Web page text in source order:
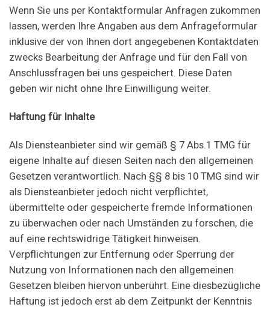
Wenn Sie uns per Kontaktformular Anfragen zukommen
lassen, werden Ihre Angaben aus dem Anfrageformular
inklusive der von Ihnen dort angegebenen Kontaktdaten
zwecks Bearbeitung der Anfrage und für den Fall von
Anschlussfragen bei uns gespeichert. Diese Daten
geben wir nicht ohne Ihre Einwilligung weiter.
Haftung für Inhalte
Als Diensteanbieter sind wir gemäß § 7 Abs.1 TMG für
eigene Inhalte auf diesen Seiten nach den allgemeinen
Gesetzen verantwortlich. Nach §§ 8 bis 10 TMG sind wir
als Diensteanbieter jedoch nicht verpflichtet,
übermittelte oder gespeicherte fremde Informationen
zu überwachen oder nach Umständen zu forschen, die
auf eine rechtswidrige Tätigkeit hinweisen.
Verpflichtungen zur Entfernung oder Sperrung der
Nutzung von Informationen nach den allgemeinen
Gesetzen bleiben hiervon unberührt. Eine diesbezügliche
Haftung ist jedoch erst ab dem Zeitpunkt der Kenntnis